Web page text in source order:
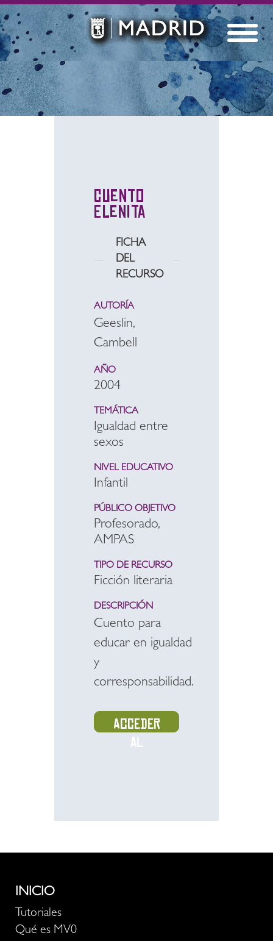
Cuento
Elenita
FICHA
DEL
RECURSO
AUTORÍA
Geeslin,
Cambell
AÑO
2004
TEMÁTICA
Igualdad entre
sexos
NIVEL EDUCATIVO
Infantil
PÚBLICO OBJETIVO
Profesorado,
AMPAS
TIPO DE RECURSO
Ficción literaria
DESCRIPCIÓN
Cuento para
educar en igualdad
y
corresponsabilidad.
Acceder
al
INICIO
Tutoriales
Qué es MV0